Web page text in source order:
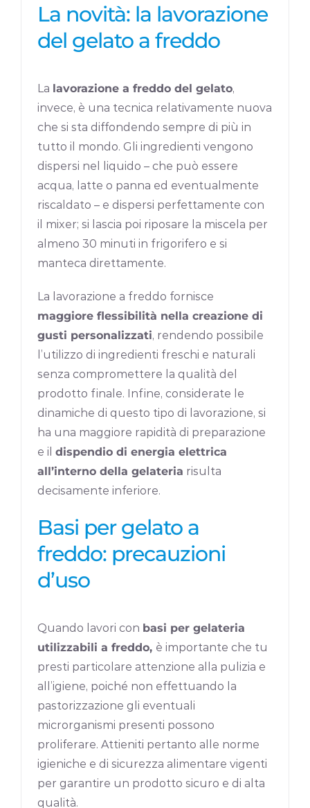
La novità: la lavorazione
del gelato a freddo
La lavorazione a freddo del gelato,
invece, è una tecnica relativamente nuova
che si sta diffondendo sempre di più in
tutto il mondo. Gli ingredienti vengono
dispersi nel liquido – che può essere
acqua, latte o panna ed eventualmente
riscaldato – e dispersi perfettamente con
il mixer; si lascia poi riposare la miscela per
almeno 30 minuti in frigorifero e si
manteca direttamente.
La lavorazione a freddo fornisce
maggiore flessibilità nella creazione di
gusti personalizzati, rendendo possibile
l’utilizzo di ingredienti freschi e naturali
senza compromettere la qualità del
prodotto finale. Infine, considerate le
dinamiche di questo tipo di lavorazione, si
ha una maggiore rapidità di preparazione
e ildispendio di energia elettrica
all’interno della gelateria risulta
decisamente inferiore.
Basi per gelato a
freddo: precauzioni
d’uso
Quando lavori con basi per gelateria
utilizzabili a freddo, è importante che tu
presti particolare attenzione alla pulizia e
all’igiene, poiché non effettuando la
pastorizzazione gli eventuali
microrganismi presenti possono
proliferare. Attieniti pertanto alle norme
igieniche e di sicurezza alimentare vigenti
per garantire un prodotto sicuro e di alta
qualità.